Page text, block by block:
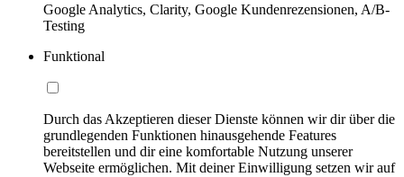
Google Analytics, Clarity, Google Kundenrezensionen, A/B-
Testing
Funktional
Durch das Akzeptieren dieser Dienste können wir dir über die
grundlegenden Funktionen hinausgehende Features
bereitstellen und dir eine komfortable Nutzung unserer
Webseite ermöglichen. Mit deiner Einwilligung setzen wir auf